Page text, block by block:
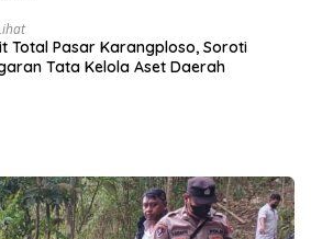
Total Pasar Karangploso, Soroti
Tata Kelola Aset Daerah